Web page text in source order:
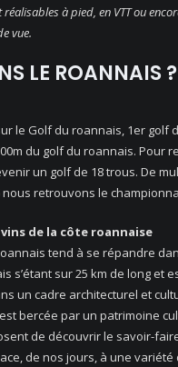
à pied, en VTT ou
vue.
LE ROANNAIS ?
le Golf du roannais, 1er golf
du golf du roannais. Pour
un golf de 18 trous. De
nous retrouvons le
de la côte roannaise
tend à se répandre
s’étant sur 25 km de long et
un cadre architecturel et
bercée par un patrimoine
de découvrir le savoir-
de nos jours, à une